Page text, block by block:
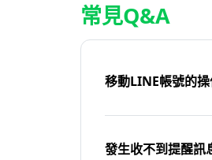
常見Q&A
移動LINE帳號的
發生收不到提醒訊